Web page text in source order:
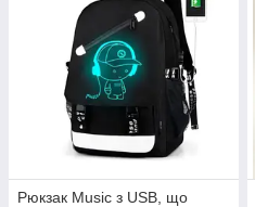
Рюкзак Music з USB, що